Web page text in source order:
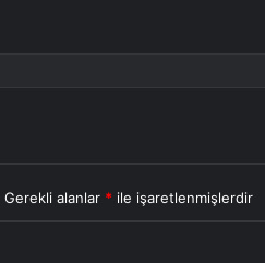
Gerekli alanlar * ile işaretlenmişlerdir